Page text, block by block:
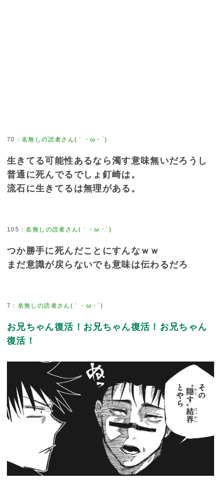
70 ：名無しの読者さん(｀・ω・´)
生きてる可能性あるなら濁す意味無いだろうし
普通に死んでるでしょ釘崎は。
流石に生きてるは無理がある。
105 ：名無しの読者さん(｀・ω・´)
つか勝手に死んだことにすんなｗｗ
まだ意識が戻らないでも意味は伝わるだろ
7 ： 名無しの読者さん(｀・ω・´)
お兄ちゃん復活！お兄ちゃん復活！お兄ちゃん
復活！